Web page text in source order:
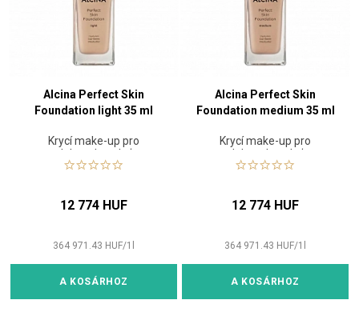
Alcina Perfect Skin
Foundation light 35 ml
Krycí make-up pro
dokonalou pleť
12 774 HUF
364 971.43 HUF/1
A KOSÁRHOZ
Alcina Perfect Skin
Foundation medium 35 ml
Krycí make-up pro
dokonalou pleť
12 774 HUF
364 971.43 HUF/1
A KOSÁRHOZ